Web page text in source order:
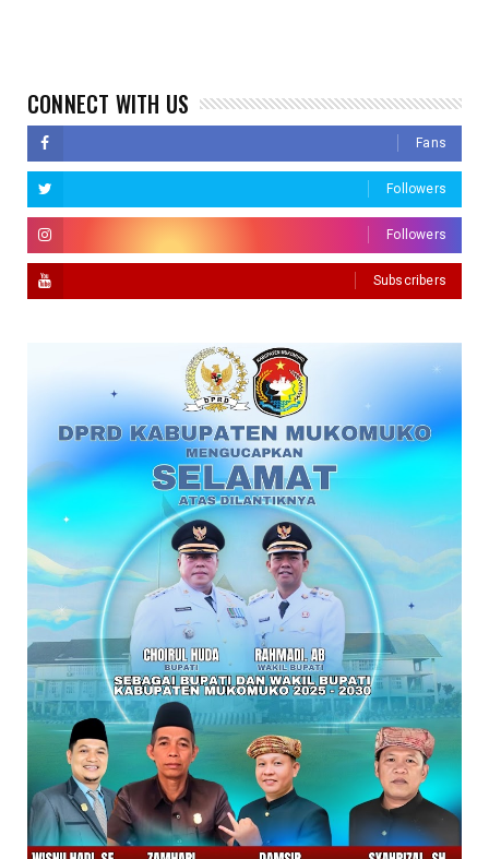
CONNECT WITH US
Fans
Followers
Followers
Subscribers